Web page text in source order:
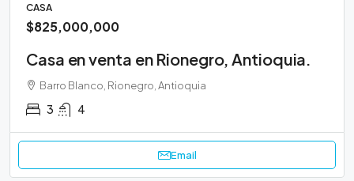
CASA
$825,000,000
Casa en venta en Rionegro, Antioquia.
Barro Blanco, Rionegro, Antioquia
3 4
Email